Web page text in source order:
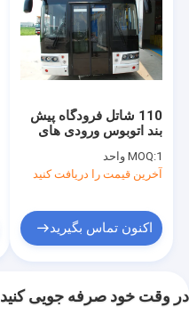
110 شاتل فرودگاه پیش
بند اتوبوس ورودی های
MOQ:1 واحد
آخرین قیمت را دریافت کنید
اکنون تماس بگیرید
در وقت خود صرفه جویی کنید